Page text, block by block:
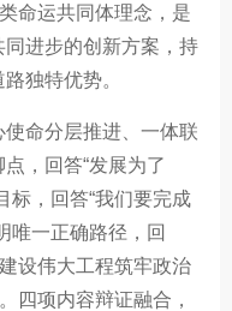
命运共同体理念，是
进步的创新方案，持
独特优势。
命分层推进、一体联
，回答“发展为了
标，回答“我们要完成
唯一正确路径，回
设伟大工程筑牢政治
四项内容辩证融合，